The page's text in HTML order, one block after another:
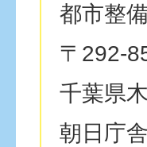
都市整
〒292-
千葉県
朝日庁舎